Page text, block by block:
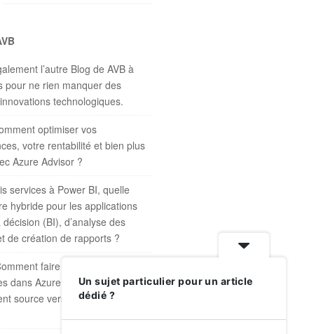
l’autre Blog de AVB à
pour ne rien manquer des
technologiques.
optimiser vos
votre rentabilité et bien plus
Azure Advisor ?
services à Power BI, quelle
hybride pour les applications
décision (BI), d’analyse des
de création de rapports ?
faire la copie d’une base
dans Azure SQL Database d’un
source vers un abonnement
Un sujet particulier pour un article
dédié ?